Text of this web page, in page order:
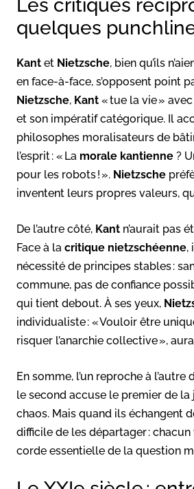
Les critiques
quelques
Kant et Nietzsche, bien qu’ils
en face-à-face, s’opposent point
Nietzsche, Kant « tue la vie »
et son impératif catégorique. Il
philosophes moralisateurs de
l’esprit : « La morale kantienne ?
pour les robots ! ». Nietzsche
inventent leurs propres valeurs,
De l’autre côté, Kant n’aurait pas
Face à la critique nietzschéenne,
nécessité de principes stables :
commune, pas de confiance
qui tient debout. À ses yeux,
individualiste : « Vouloir être
risquer l’anarchie collective »,
En somme, l’un reproche à
le second accuse le premier de la
chaos. Mais quand ils échangent
difficile de les départager :
corde essentielle de la question